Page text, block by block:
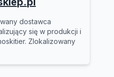
dostawca
się w produkcji i
Zlokalizowany